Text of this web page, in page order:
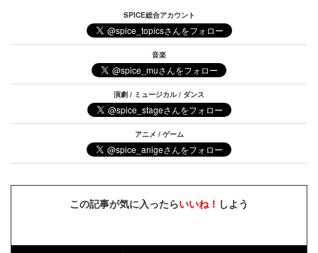
SPICE総合アカウント
音楽
演劇 / ミュージカル / ダンス
アニメ / ゲーム
この記事が気に入ったらいいね！ しよう